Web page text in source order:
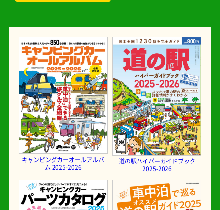
キャンピングカーオールアルバ
ム 2025-2026
道の駅ハイパーガイドブック
2025-2026